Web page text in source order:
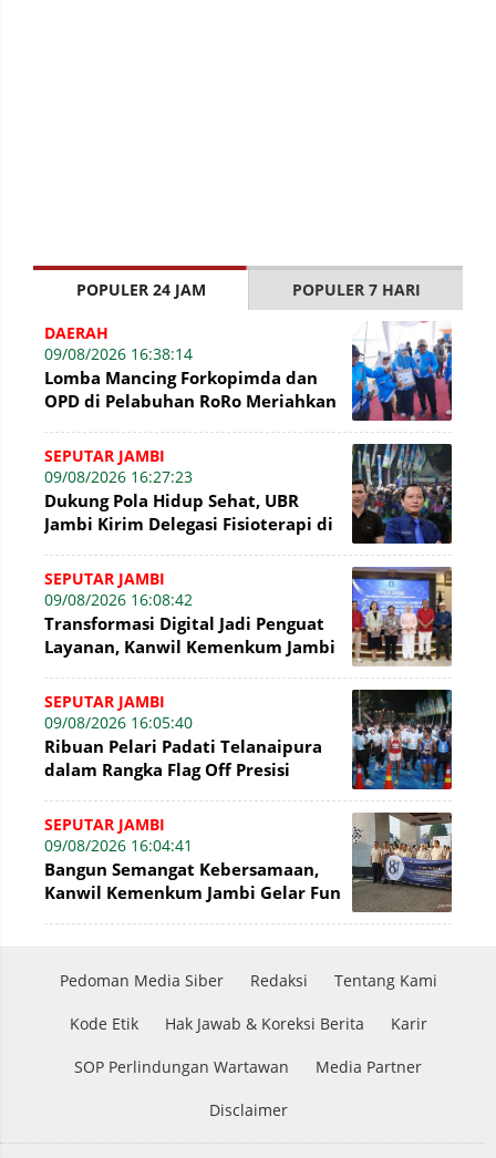
POPULER 24 JAM POPULER 7 HARI
DAERAH
09/08/2026 16:38:14
Lomba Mancing Forkopimda dan
OPD di Pelabuhan RoRo Meriahkan
Barat
SEPUTAR JAMBI
09/08/2026 16:27:23
Dukung Pola Hidup Sehat, UBR
Jambi Kirim Delegasi Fisioterapi di
SEPUTAR JAMBI
09/08/2026 16:08:42
Transformasi Digital Jadi Penguat
Layanan, Kanwil Kemenkum Jambi
SEPUTAR JAMBI
09/08/2026 16:05:40
Ribuan Pelari Padati Telanaipura
dalam Rangka Flag Off Presisi
SEPUTAR JAMBI
09/08/2026 16:04:41
Bangun Semangat Kebersamaan,
Kanwil Kemenkum Jambi Gelar Fun
Pedoman Media Siber Redaksi Tentang Kami
Kode Etik Hak Jawab & Koreksi Berita Karir
SOP Perlindungan Wartawan Media Partner
Disclaimer